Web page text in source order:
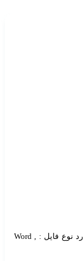
تعداد گویه : 60 روایی و پایایی : دارد نمره گذاری : دارد نوع فایل : Word ,